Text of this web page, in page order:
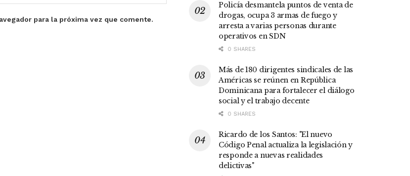
para la próxima vez que comente.
Policía desmantela puntos de venta de
drogas, ocupa 3 armas de fuego y
arresta a varias personas durante
operativos en SDN
0 SHARES
Más de 180 dirigentes sindicales de las
Américas se reúnen en República
Dominicana para fortalecer el diálogo
social y el trabajo decente
0 SHARES
Ricardo de los Santos: "El nuevo
Código Penal actualiza la legislación y
responde a nuevas realidades
delictivas"